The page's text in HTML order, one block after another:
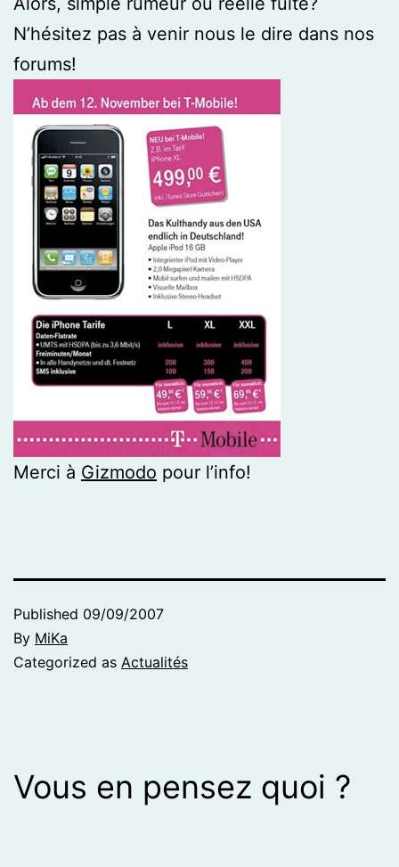
N’hésitez pas à venir nous le dire dans nos
forums!
Merci à Gizmodo pour l’info!
Published 09/09/2007
By MiKa
Categorized as Actualités
Vous en pensez quoi ?